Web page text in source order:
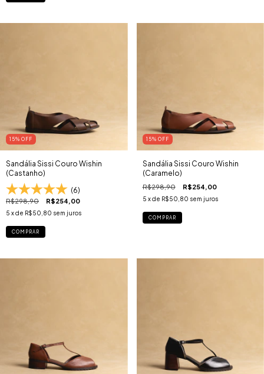
15% OFF
Sandália Sissi Couro Wishin
(Castanho)
(6)
R$298,90 R$254,00
5 x de R$50,80 sem juros
COMPRAR
15% OFF
Sandália Sissi Couro Wishin
(Caramelo)
R$298,90 R$254,00
5 x de R$50,80 sem juros
COMPRAR